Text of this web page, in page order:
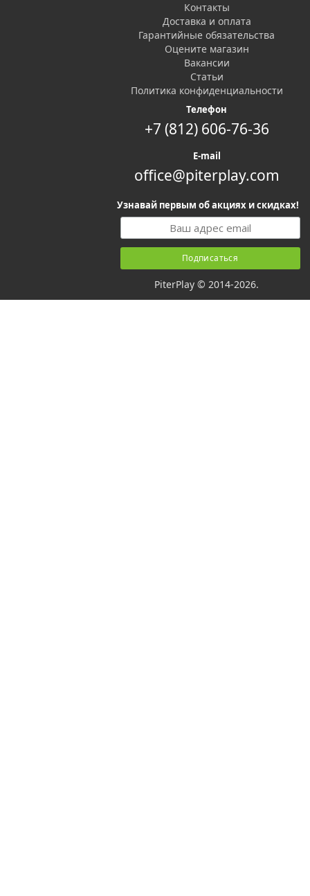
Контакты
Доставка и оплата
Гарантийные обязательства
Оцените магазин
Вакансии
Статьи
Политика конфиденциальности
Телефон
+7 (812) 606-76-36
E-mail
office@piterplay.com
Узнавай первым об акциях и скидках!
PiterPlay © 2014-2026.